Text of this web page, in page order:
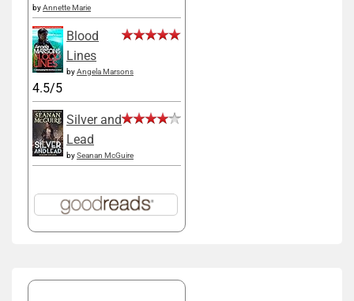
byAnnette Marie
Blood
Lines
byAngela Marsons
4.5/5
Silver and
Lead
bySeanan McGuire